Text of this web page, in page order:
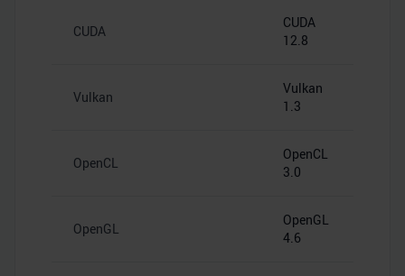
CUDA
CUDA
12.8
Vulkan
Vulkan
1.3
OpenCL
OpenCL
3.0
OpenGL
OpenGL
4.6